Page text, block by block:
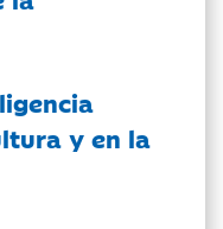
y en la